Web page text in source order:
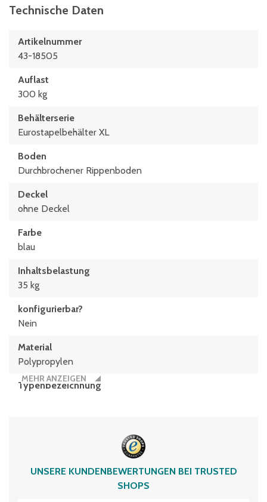
559 x 359 x 402 (mm)
600 mm
600 x 400 (mm)
Technische Daten
Artikelnummer
43-18505
Auflast
300 kg
Behälterserie
Eurostapelbehälter XL
Boden
Durchbrochener Rippenboden
Deckel
ohne Deckel
Farbe
blau
Inhaltsbelastung
35 kg
konfigurierbar?
Nein
Material
Polypropylen
Typen­be­zeich­nung
MEHR ANZEIGEN
UNSERE KUNDENBEWERTUNGEN BEI TRUSTED
SHOPS